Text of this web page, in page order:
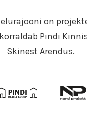
on
Pindi
Skinest Arendus.